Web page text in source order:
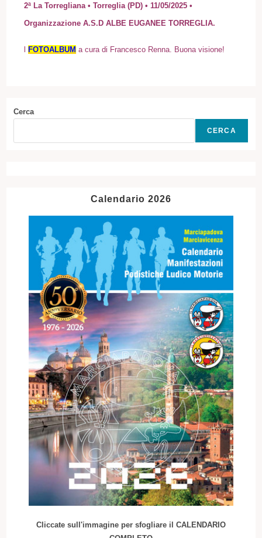
2ª La Torregliana • Torreglia (PD) • 11/05/2025 •
Organizzazione A.S.D ALBE EUGANEE TORREGLIA.
lFOTOALBUM a cura di Francesco Renna. Buona visione!
Cerca
CERCA
Calendario 2026
Cliccate sull'immagine per sfogliare il CALENDARIO